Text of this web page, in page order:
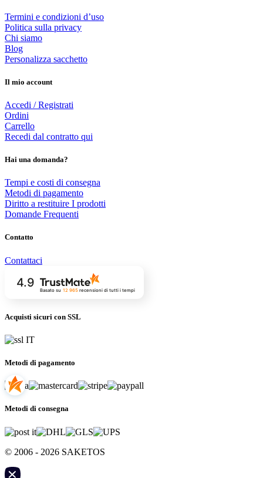
Termini e condizioni d’uso
Politica sulla privacy
Chi siamo
Blog
Personalizza sacchetto
Il mio account
Accedi / Registrati
Ordini
Carrello
Recedi dal contratto qui
Hai una domanda?
Tempi e costi di consegna
Metodi di pagamento
Diritto a restituire I prodotti
Domande Frequenti
Contatto
Contattaci
4.9
Basato su 12 965recensioni di tutti i tempi
Acquisti sicuri con SSL
Metodi di pagamento
Metodi di consegna
© 2006 - 2026 SAKETOS